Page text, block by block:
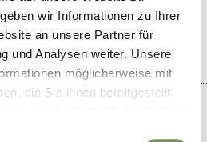
wir Informationen zu Ihrer
an unsere Partner für
und Analysen weiter. Unsere
möglicherweise mit
die Sie ihnen bereitgestellt